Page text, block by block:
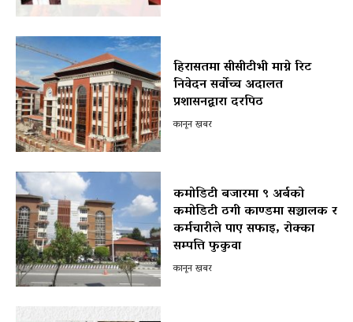
हिरासतमा सीसीटीभी माग्ने रिट
निवेदन सर्वोच्च अदालत
प्रशासनद्वारा दरपिठ
कानून खबर
कमोडिटी बजारमा ९ अर्बको
कमोडिटी ठगी काण्डमा सञ्चालक र
कर्मचारीले पाए सफाइ, रोक्का
सम्पत्ति फुकुवा
कानून खबर